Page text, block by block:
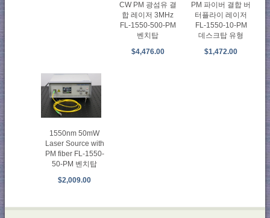
CW PM 광섬유 결
합 레이저 3MHz
FL-1550-500-PM
벤치탑
$4,476.00
PM 파이버 결합 버
터플라이 레이저
FL-1550-10-PM
데스크탑 유형
$1,472.00
1550nm 50mW
Laser Source with
PM fiber FL-1550-
50-PM 벤치탑
$2,009.00